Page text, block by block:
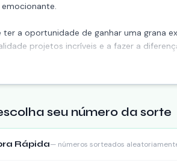
ter a oportunidade de ganhar uma grana
projetos incríveis e a fazer a
seu número da sorte
Rápida— números sorteados